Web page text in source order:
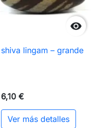

shiva lingam – grande
6,10 €
Ver más detalles